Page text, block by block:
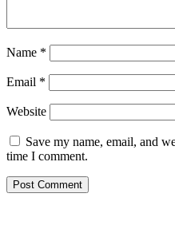
Name *
Email *
Website
Save my name, email, and
time I comment.